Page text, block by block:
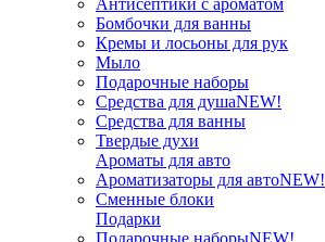
Антисептики с ароматом
Бомбочки для ванны
Кремы и лосьоны для рук
Мыло
Подарочные наборы
Средства для душаNEW!
Средства для ванны
Твердые духи
Ароматы для авто
Ароматизаторы для автоNEW!
Сменные блоки
Подарки
Подарочные наборыNEW!